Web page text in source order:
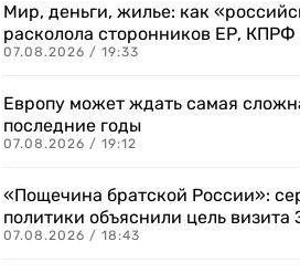
Мир, деньги, жилье: как
расколола сторонников ЕР,
07.08.2026 / 19:33
Европу может ждать самая
последние годы
07.08.2026 / 19:12
«Пощечина братской России»:
политики объяснили цель визита
07.08.2026 / 18:43